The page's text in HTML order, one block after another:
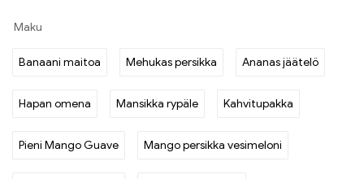
Maku
Banaani maitoa Mehukas persikka Ananas jäätelö
Hapan omena Mansikka rypäle Kahvitupakka
Pieni Mango Guave Mango persikka vesimeloni